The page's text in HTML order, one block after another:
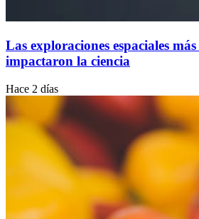
Las exploraciones espaciales
impactaron la ciencia
Hace 2 días